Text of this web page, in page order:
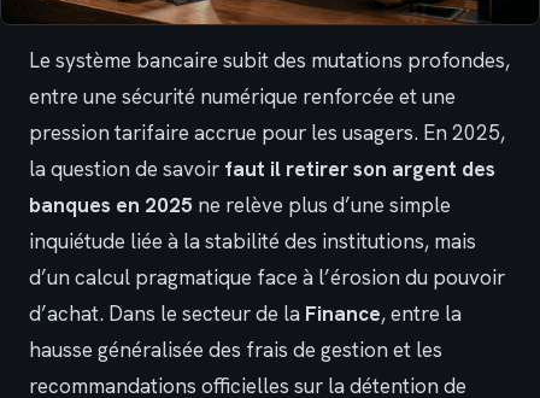
Le système bancaire subit des mutations profondes,
entre une sécurité numérique renforcée et une
pression tarifaire accrue pour les usagers. En 2025,
la question de savoir faut il retirer son argent des
banques en 2025 ne relève plus d’une simple
inquiétude liée à la stabilité des institutions, mais
d’un calcul pragmatique face à l’érosion du pouvoir
d’achat. Dans le secteur de la Finance, entre la
hausse généralisée des frais de gestion et les
recommandations officielles sur la détention de